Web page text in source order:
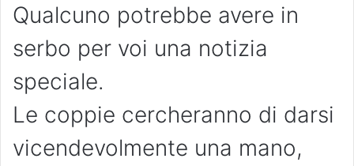
Qualcuno potrebbe avere in
serbo per voi una notizia
speciale.
Le coppie cercheranno di darsi
vicendevolmente una mano,